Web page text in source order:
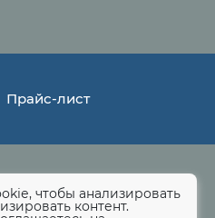
Прайс-лист
чтобы анализировать
контент.